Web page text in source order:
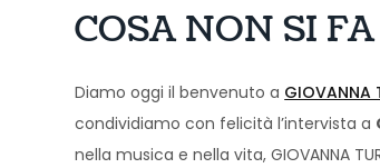
COSA NON SI
Diamo oggi il benvenuto a GIOVANNA
condividiamo con felicità l’intervista a
nella musica e nella vita, GIOVANNA